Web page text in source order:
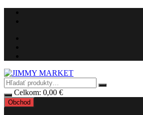
Preskočiť
Celkom: 0,00 €
Obchod